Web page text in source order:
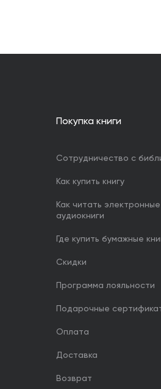
Покупка книги
Сотрудничество с
Как купить книгу
Как читать
аудиокниги
Где купить бумажные
Скидки
Программа лояльности
Подарочные
Оплата
Доставка
Возврат